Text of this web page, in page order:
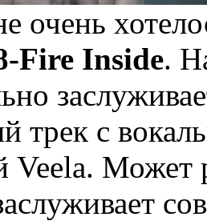
очень
Fire Inside.
трек с
Veela. Может